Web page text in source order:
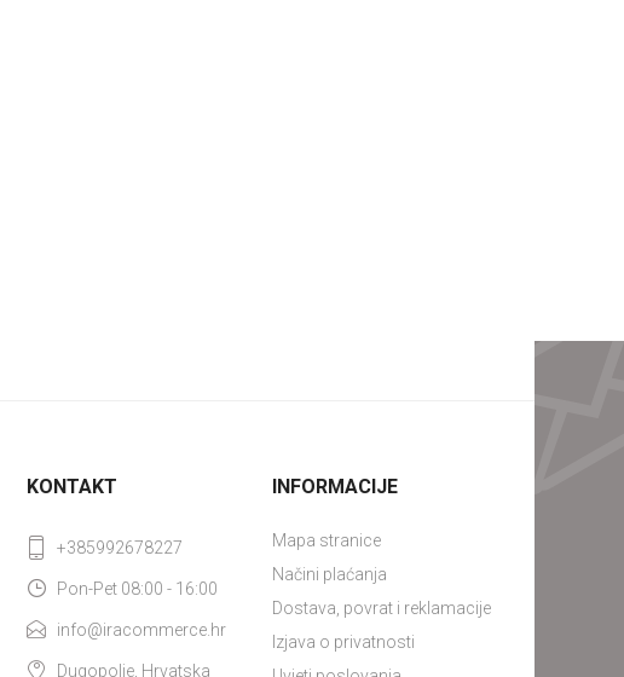
KONTAKT
+385992678227
Pon-Pet 08:00 - 16:00
info@iracommerce.hr
Dugopolje, Hrvatska
INFORMACIJE
Mapa stranice
Načini plaćanja
Dostava, povrat i reklamacije
Izjava o privatnosti